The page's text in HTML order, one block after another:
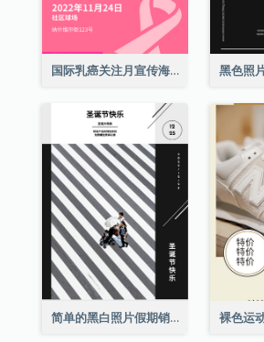
国际乳癌关注月宣传海报
简单的黑白照片假期销售海报